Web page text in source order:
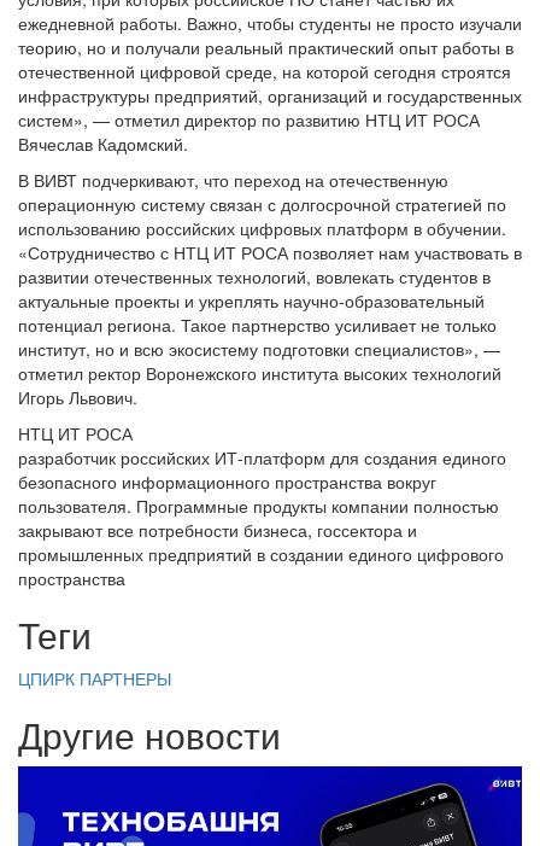
ежедневной работы. Важно, чтобы студенты не просто изучали
теорию, но и получали реальный практический опыт работы в
отечественной цифровой среде, на которой сегодня строятся
инфраструктуры предприятий, организаций и государственных
систем», — отметил директор по развитию НТЦ ИТ РОСА
Вячеслав Кадомский.
В ВИВТ подчеркивают, что переход на отечественную
операционную систему связан с долгосрочной стратегией по
использованию российских цифровых платформ в обучении.
«Сотрудничество с НТЦ ИТ РОСА позволяет нам участвовать в
развитии отечественных технологий, вовлекать студентов в
актуальные проекты и укреплять научно-образовательный
потенциал региона. Такое партнерство усиливает не только
институт, но и всю экосистему подготовки специалистов», —
отметил ректор Воронежского института высоких технологий
Игорь Львович.
НТЦ ИТ РОСА
разработчик российских ИТ-платформ для создания единого
безопасного информационного пространства вокруг
пользователя. Программные продукты компании полностью
закрывают все потребности бизнеса, госсектора и
промышленных предприятий в создании единого цифрового
пространства
Теги
ЦПИРК ПАРТНЕРЫ
Другие новости